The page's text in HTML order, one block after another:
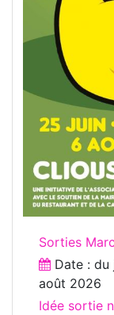
Sorties
Date : du
août 2026
Idée sortie